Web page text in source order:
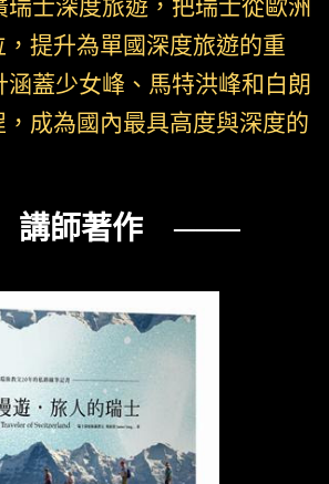
瑞士深度旅遊，把瑞士從歐洲
提升為單國深度旅遊的重
涵蓋少女峰、馬特洪峰和白朗
成為國內最具高度與深度的
師著作 ───